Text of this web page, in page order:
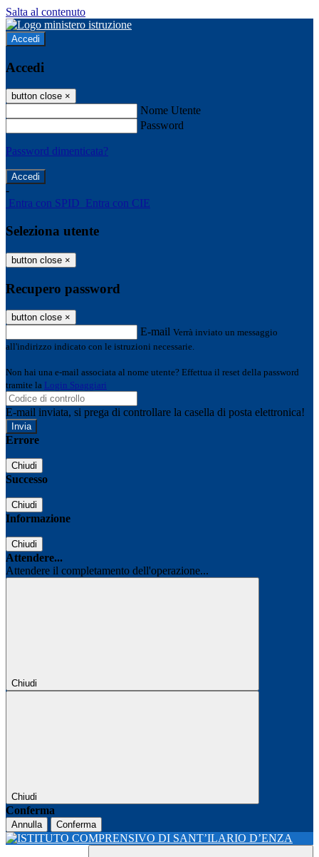
Salta al contenuto
Accedi
Accedi
button close ×
Nome Utente
Password
Password dimenticata?
-
Entra con SPID Entra con CIE
Seleziona utente
button close ×
Recupero password
button close ×
E-mail Verrà inviato un messaggio
all'indirizzo indicato con le istruzioni necessarie.
Non hai una e-mail associata al nome utente? Effettua il reset della password
tramite la Login Spaggiari
E-mail inviata, si prega di controllare la casella di posta elettronica!
Errore
Chiudi
Successo
Chiudi
Informazione
Chiudi
Attendere...
Attendere il completamento dell'operazione...
Chiudi
Chiudi
Conferma
Annulla Conferma